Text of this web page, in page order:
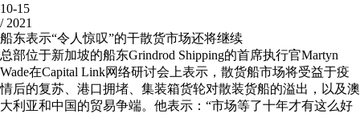
10-15
/ 2021
船东表示“令人惊叹”的干散货市场还将继续
总部位于新加坡的船东Grindrod Shipping的首席执行官Martyn
Wade在Capital Link网络研讨会上表示，散货船市场将受益于疫
情后的复苏、港口拥堵、集装箱货轮对散装货船的溢出，以及澳
大利亚和中国的贸易争端。他表示：“市场等了十年才有这么好